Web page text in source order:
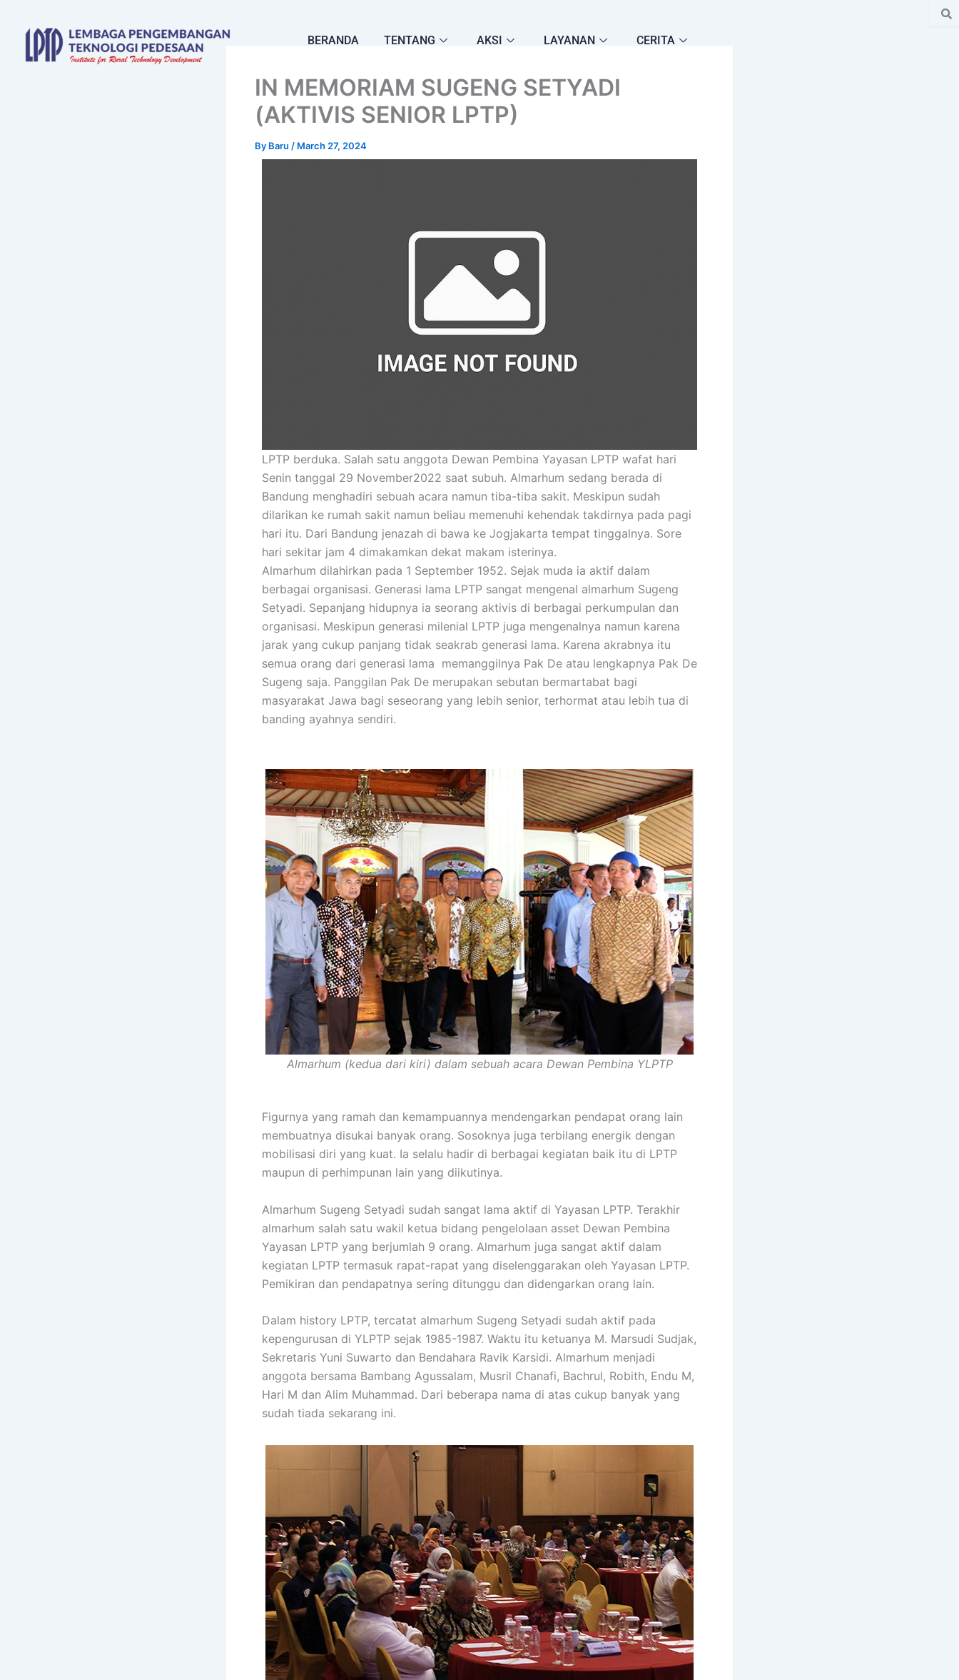
content
BERANDA TENTANG AKSI LAYANAN CERITA
IN MEMORIAM SUGENG SETYADI
(AKTIVIS SENIOR LPTP)
By Baru / March 27, 2024
LPTP berduka. Salah satu anggota Dewan Pembina Yayasan LPTP wafat hari
Senin tanggal 29 November2022 saat subuh. Almarhum sedang berada di
Bandung menghadiri sebuah acara namun tiba-tiba sakit. Meskipun sudah
dilarikan ke rumah sakit namun beliau memenuhi kehendak takdirnya pada pagi
hari itu. Dari Bandung jenazah di bawa ke Jogjakarta tempat tinggalnya. Sore
hari sekitar jam 4 dimakamkan dekat makam isterinya.
Almarhum dilahirkan pada 1 September 1952. Sejak muda ia aktif dalam
berbagai organisasi. Generasi lama LPTP sangat mengenal almarhum Sugeng
Setyadi. Sepanjang hidupnya ia seorang aktivis di berbagai perkumpulan dan
organisasi. Meskipun generasi milenial LPTP juga mengenalnya namun karena
jarak yang cukup panjang tidak seakrab generasi lama. Karena akrabnya itu
semua orang dari generasi lama memanggilnya Pak De atau lengkapnya Pak De
Sugeng saja. Panggilan Pak De merupakan sebutan bermartabat bagi
masyarakat Jawa bagi seseorang yang lebih senior, terhormat atau lebih tua di
banding ayahnya sendiri.
Almarhum (kedua dari kiri) dalam sebuah acara Dewan Pembina YLPTP
Figurnya yang ramah dan kemampuannya mendengarkan pendapat orang lain
membuatnya disukai banyak orang. Sosoknya juga terbilang energik dengan
mobilisasi diri yang kuat. Ia selalu hadir di berbagai kegiatan baik itu di LPTP
maupun di perhimpunan lain yang diikutinya.
Almarhum Sugeng Setyadi sudah sangat lama aktif di Yayasan LPTP. Terakhir
almarhum salah satu wakil ketua bidang pengelolaan asset Dewan Pembina
Yayasan LPTP yang berjumlah 9 orang. Almarhum juga sangat aktif dalam
kegiatan LPTP termasuk rapat-rapat yang diselenggarakan oleh Yayasan LPTP.
Pemikiran dan pendapatnya sering ditunggu dan didengarkan orang lain.
Dalam history LPTP, tercatat almarhum Sugeng Setyadi sudah aktif pada
kepengurusan di YLPTP sejak 1985-1987. Waktu itu ketuanya M. Marsudi Sudjak,
Sekretaris Yuni Suwarto dan Bendahara Ravik Karsidi. Almarhum menjadi
anggota bersama Bambang Agussalam, Musril Chanafi, Bachrul, Robith, Endu M,
Hari M dan Alim Muhammad. Dari beberapa nama di atas cukup banyak yang
sudah tiada sekarang ini.